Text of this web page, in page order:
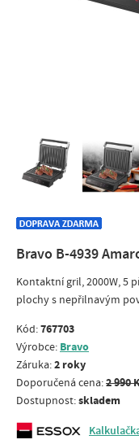
Bravo B-4939
Kontaktní gril, 2000W, 5
plochy s nepřilnavým
Kód:767703
Výrobce: Bravo
Záruka:2 roky
Doporučená cena:2 990
Dostupnost:skladem